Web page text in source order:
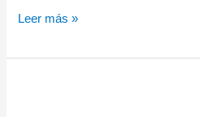
FREMM
«Alsace»
Leer más »